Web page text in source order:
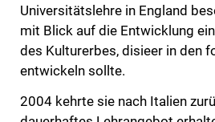
Universitätslehre in England
mit Blick auf die Entwicklung
des Kulturerbes, disieer in den
entwickeln sollte.
2004 kehrte sie nach Italien